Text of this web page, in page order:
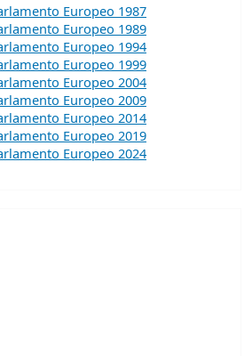
Europeo 1987
Europeo 1989
Europeo 1994
Europeo 1999
Europeo 2004
Europeo 2009
Europeo 2014
Europeo 2019
Europeo 2024